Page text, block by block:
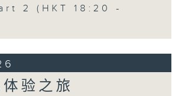
2 (HKT 18:20 -
验之旅